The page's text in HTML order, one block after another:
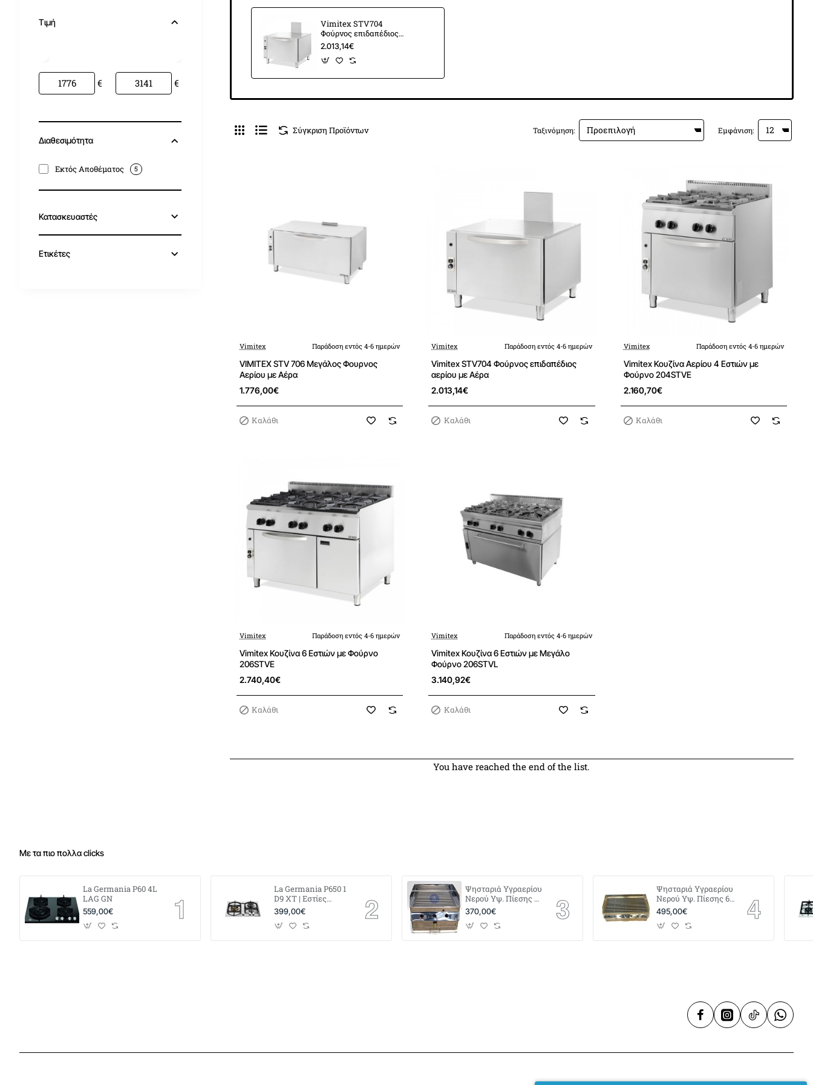
Τιμή
€ €
Διαθεσιμότητα
Εκτός Αποθέματος 5
Κατασκευαστές
Ετικέτες
Vimitex STV704
Φούρνος επιδαπέδιος
αερίου με Αέρα
2.013,14€
Σύγκριση Προϊόντων Ταξινόμηση: Εμφάνιση:
Vimitex Παράδοση εντός 4-6 ημερών
VIMITEX STV 706 Μεγάλος Φουρνος
Αερίου με Αέρα
1.776,00€
Καλάθι
Vimitex Παράδοση εντός 4-6 ημερών
Vimitex STV704 Φούρνος επιδαπέδιος
αερίου με Αέρα
2.013,14€
Καλάθι
Vimitex Παράδοση εντός 4-6 ημερών
Vimitex Κουζίνα Αερίου 4 Εστιών με
Φούρνο 204STVE
2.160,70€
Καλάθι
Vimitex Παράδοση εντός 4-6 ημερών
Vimitex Κουζίνα 6 Εστιών με Φούρνο
206STVE
2.740,40€
Καλάθι
Vimitex Παράδοση εντός 4-6 ημερών
Vimitex Κουζίνα 6 Εστιών με Μεγάλο
Φούρνο 206STVL
3.140,92€
Καλάθι
You have reached the end of the list.
Με τα πιο πολλα clicks
La Germania P60 4L
LAG GN
559,00€
La Germania P650 1
D9 XT | Εστίες
Αερίου με
Μπρούτζινους
Διασπορείς
399,00€
Ψησταριά Υγραερίου
Νερού Υψ. Πίεσης 40
x 40
370,00€
Ψησταριά Υγραερίου
Νερού Υψ. Πίεσης 60
x 40
495,00€